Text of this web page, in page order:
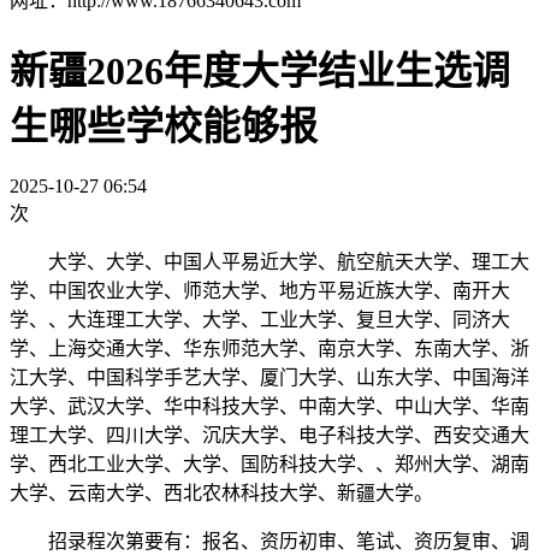
新疆2026年度大学结业生选调
生哪些学校能够报
2025-10-27 06:54
次
大学、大学、中国人平易近大学、航空航天大学、理工大
学、中国农业大学、师范大学、地方平易近族大学、南开大
学、、大连理工大学、大学、工业大学、复旦大学、同济大
学、上海交通大学、华东师范大学、南京大学、东南大学、浙
江大学、中国科学手艺大学、厦门大学、山东大学、中国海洋
大学、武汉大学、华中科技大学、中南大学、中山大学、华南
理工大学、四川大学、沉庆大学、电子科技大学、西安交通大
学、西北工业大学、大学、国防科技大学、、郑州大学、湖南
大学、云南大学、西北农林科技大学、新疆大学。
招录程次第要有：报名、资历初审、笔试、资历复审、调